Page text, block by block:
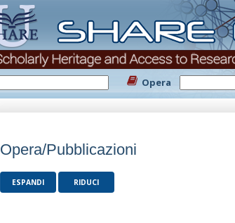
Opera
Opera/Pubblicazioni
ESPANDI RIDUCI